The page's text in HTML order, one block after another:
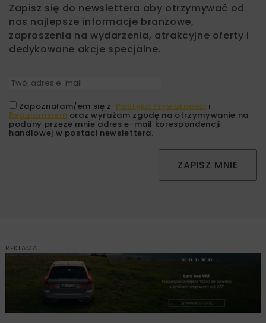
Zapisz się do newslettera aby otrzymywać od
nas najlepsze informacje branżowe,
zaproszenia na wydarzenia, atrakcyjne oferty i
dedykowane akcje specjalne.
Zapoznałam/em się z Polityką Prywatności i
Regulaminem oraz wyrażam zgodę na otrzymywanie na
podany przeze mnie adres e-mail korespondencji
handlowej w postaci newslettera.
ZAPISZ MNIE
REKLAMA